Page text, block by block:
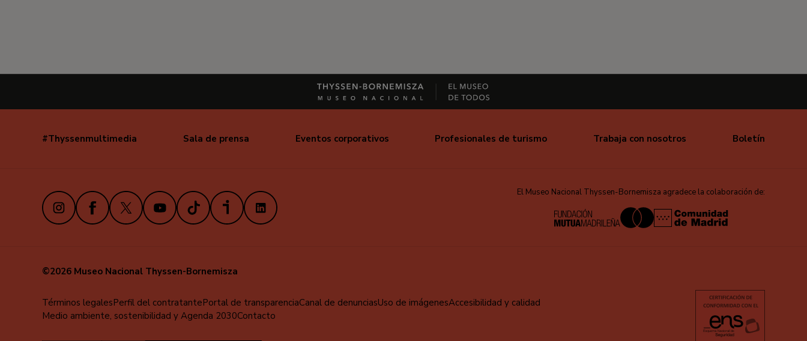
Navegación
#Thyssenmultimedia Sala de prensa Eventos corporativos Profesionales de turismo Trabaja con nosotros Boletín
InstagramFacebook
X YoutubeTikTokiVoox LinkedIn El Museo Nacional Thyssen-Bornemisza agradece la colaboración de:
©2026 Museo Nacional Thyssen-Bornemisza
Menú
al
Términos legalesPerfil del contratantePortal de transparenciaCanal de denunciasUso de imágenesAccesibilidad y calidad
Medio ambiente, sostenibilidad y Agenda 2030Contacto